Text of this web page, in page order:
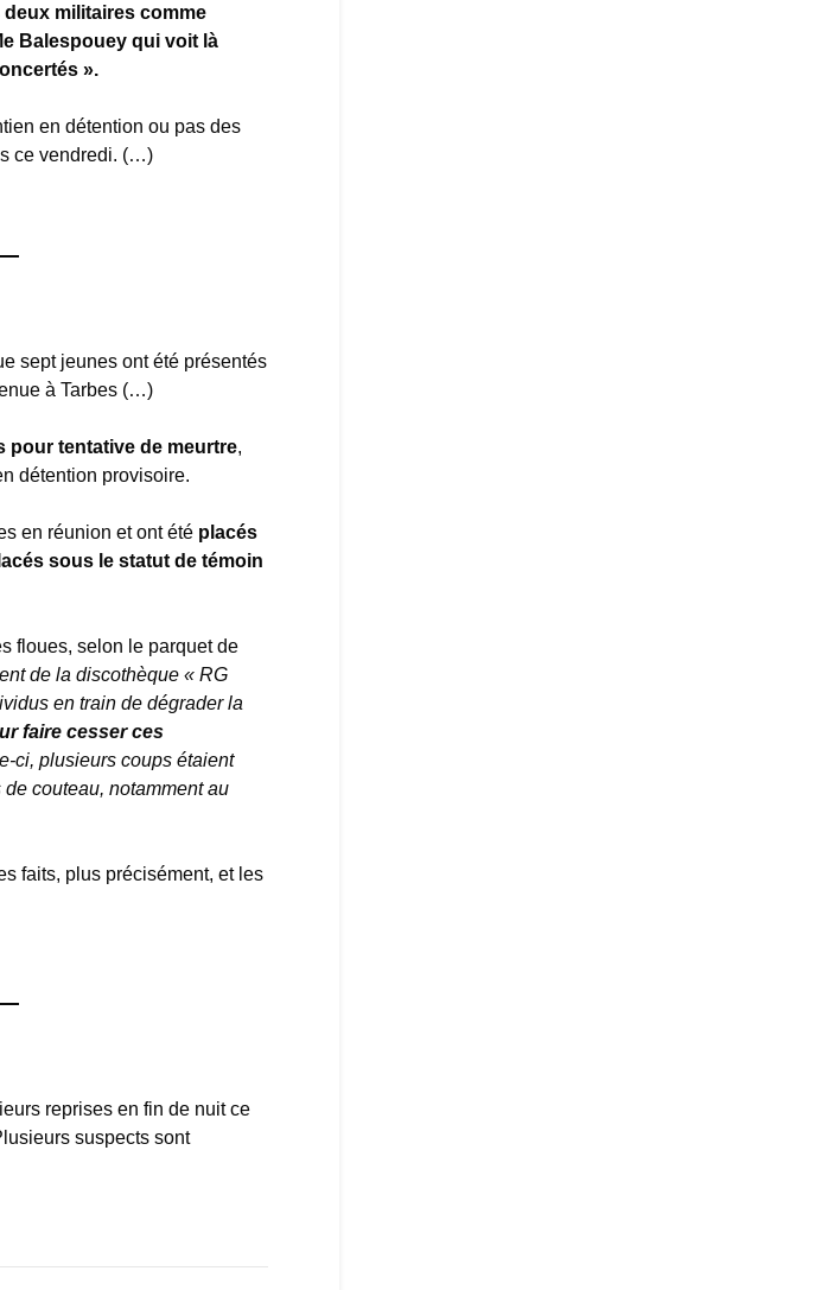
militaires comme
Balespouey qui voit là
».
en détention ou pas des
ce vendredi. (…)
sept jeunes ont été présentés
à Tarbes (…)
tentative de meurtre,
détention provisoire.
en réunion et ont été placés
sous le statut de témoin
floues, selon le parquet de
de la discothèque « RG
en train de dégrader la
faire cesser ces
ci, plusieurs coups étaient
couteau, notamment au
faits, plus précisément, et les
reprises en fin de nuit ce
suspects sont